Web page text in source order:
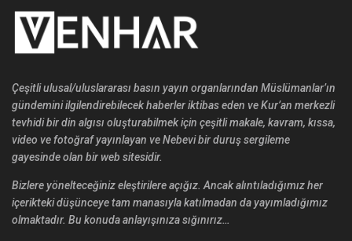
Çeşitli ulusal/uluslararası basın yayın organlarından Müslümanlar’ın
gündemini ilgilendirebilecek haberler iktibas eden ve Kur’an merkezli
tevhidi bir din algısı oluşturabilmek için çeşitli makale, kavram, kıssa,
video ve fotoğraf yayınlayan ve Nebevi bir duruş sergileme
gayesinde olan bir web sitesidir.
Bizlere yönelteceğiniz eleştirilere açığız. Ancak alıntıladığımız her
içerikteki düşünceye tam manasıyla katılmadan da yayımladığımız
olmaktadır. Bu konuda anlayışınıza sığınırız…